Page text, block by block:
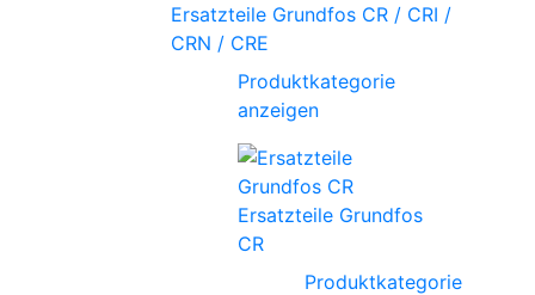
Ersatzteile Grundfos CR / CRI /
CRN / CRE
Produktkategorie
anzeigen
Ersatzteile Grundfos
CR
Produktkategorie